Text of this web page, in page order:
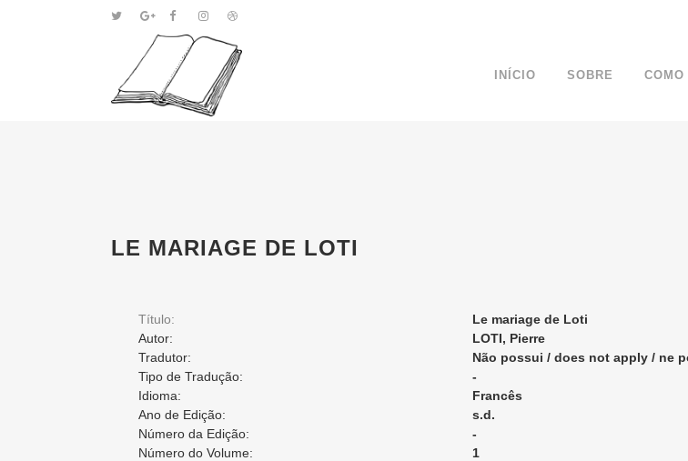
INÍCIO SOBRE
LE MARIAGE DE LOTI
Título:
Le mariage de Loti
Autor:
LOTI, Pierre
Tradutor:
Não possui / does not apply / ne
Tipo de Tradução:
-
Idioma:
Francês
Ano de Edição:
s.d.
Número da Edição:
-
Número do Volume:
1